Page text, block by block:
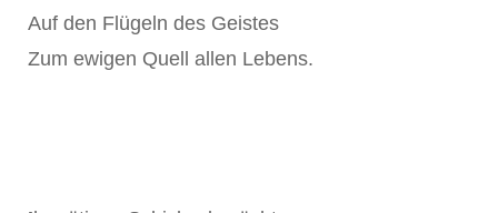
Auf den Flügeln des Geistes
Zum ewigen Quell allen Lebens.